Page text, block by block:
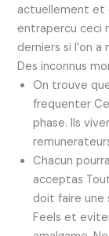
actuellement et
entrapercu ceci
derniers si l’on
Des inconnus
On trouve
frequenter
phase. Ils
Chacun
acceptas
doit faire une
Feels et